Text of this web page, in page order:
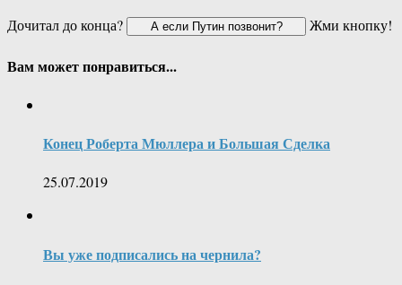
Дочитал до конца?
Жми кнопку!
Вам может понравиться...
Конец Роберта Мюллера и Большая Сделка
25.07.2019
Вы уже подписались на чернила?